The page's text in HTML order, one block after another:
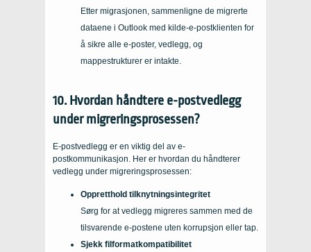
Etter migrasjonen, sammenligne de migrerte
dataene i Outlook med kilde-e-postklienten for
å sikre alle e-poster, vedlegg, og
mappestrukturer er intakte.
10. Hvordan håndtere e-postvedlegg
under migreringsprosessen?
E-postvedlegg er en viktig del av e-
postkommunikasjon. Her er hvordan du håndterer
vedlegg under migreringsprosessen:
Oppretthold tilknytningsintegritet
Sørg for at vedlegg migreres sammen med de
tilsvarende e-postene uten korrupsjon eller tap.
Sjekk filformatkompatibilitet